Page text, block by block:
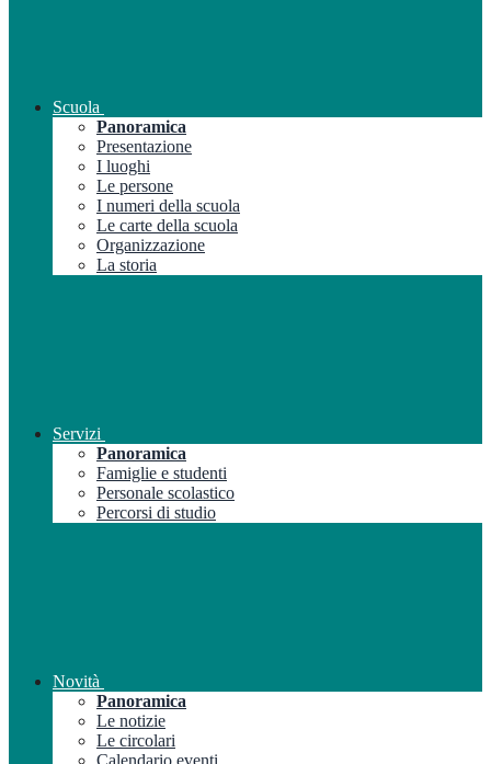
Scuola
Panoramica
Presentazione
I luoghi
Le persone
I numeri della scuola
Le carte della scuola
Organizzazione
La storia
Servizi
Panoramica
Famiglie e studenti
Personale scolastico
Percorsi di studio
Novità
Panoramica
Le notizie
Le circolari